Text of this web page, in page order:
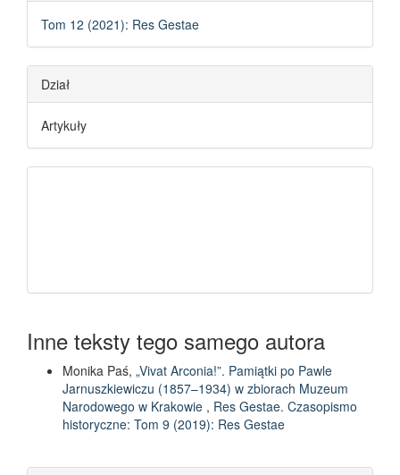
Tom 12 (2021): Res Gestae
Dział
Artykuły
Inne teksty tego samego autora
Monika Paś, „Vivat Arconia!”. Pamiątki po Pawle
Jarnuszkiewiczu (1857–1934) w zbiorach Muzeum
Narodowego w Krakowie , Res Gestae. Czasopismo
historyczne: Tom 9 (2019): Res Gestae